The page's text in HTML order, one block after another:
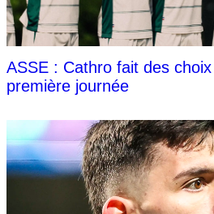
ASSE : Cathro fait des
première journée